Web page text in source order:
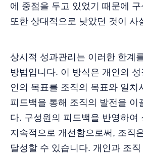
에 중점을 두고 있었기 때문에
또한 상대적으로 낮았던 것이 사
상시적 성과관리는 이러한 한계
방법입니다. 이 방식은 개인의
인의 목표를 조직의 목표와 일치
피드백을 통해 조직의 발전을 이
다. 구성원의 피드백을 반영하여
지속적으로 개선함으로써, 조직
달성할 수 있습니다. 개인과 조